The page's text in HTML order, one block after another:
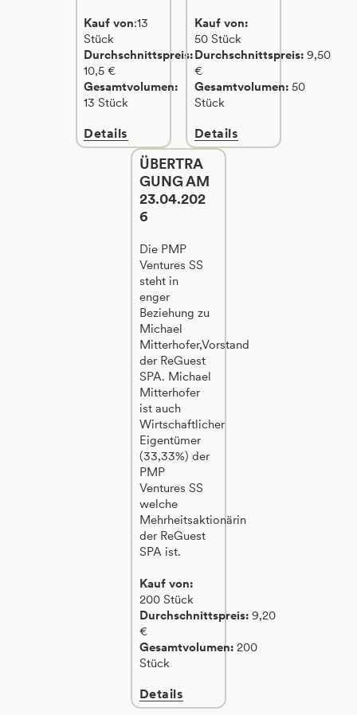
Kauf von:13
Stück
Durchschnittspreis:
10,5 €
Gesamtvolumen:
13 Stück
Details
Kauf von:
50 Stück
Durchschnittspreis:9,50
€
Gesamtvolumen:50
Stück
Details
ÜBERTRA
GUNG AM
23.04.202
6
Die PMP
Ventures SS
steht in
enger
Beziehung zu
Michael
Mitterhofer,Vorstand
der ReGuest
SPA. Michael
Mitterhofer
ist auch
Wirtschaftlicher
Eigentümer
(33,33%) der
PMP
Ventures SS
welche
Mehrheitsaktionärin
der ReGuest
SPA ist.
Kauf von:
200 Stück
Durchschnittspreis:9,20
€
Gesamtvolumen:200
Stück
Details